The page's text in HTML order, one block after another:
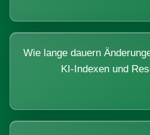
Wie lange dauern
KI-Indexen und